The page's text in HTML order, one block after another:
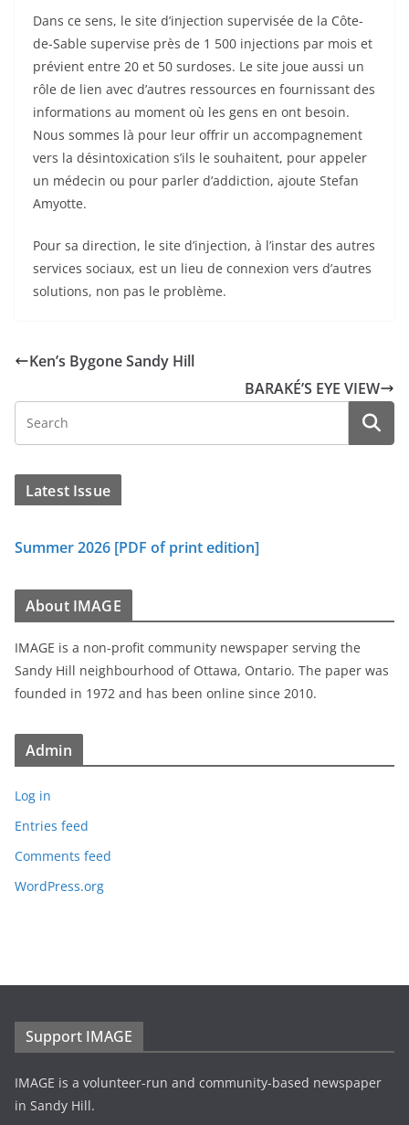
Dans ce sens, le site d’injection supervisée de la Côte-
de-Sable supervise près de 1 500 injections par mois et
prévient entre 20 et 50 surdoses. Le site joue aussi un
rôle de lien avec d’autres ressources en fournissant des
informations au moment où les gens en ont besoin.
Nous sommes là pour leur offrir un accompagnement
vers la désintoxication s’ils le souhaitent, pour appeler
un médecin ou pour parler d’addiction, ajoute Stefan
Amyotte.
Pour sa direction, le site d’injection, à l’instar des autres
services sociaux, est un lieu de connexion vers d’autres
solutions, non pas le problème.
Ken’s Bygone Sandy Hill
BARAKÉ’S EYE VIEW
Latest Issue
Summer 2026 [PDF of print edition]
About IMAGE
IMAGE is a non-profit community newspaper serving the
Sandy Hill neighbourhood of Ottawa, Ontario. The paper was
founded in 1972 and has been online since 2010.
Admin
Log in
Entries feed
Comments feed
WordPress.org
Support IMAGE
IMAGE is a volunteer-run and community-based newspaper
in Sandy Hill.